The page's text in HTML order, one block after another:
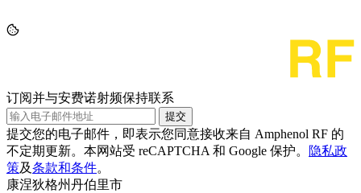
订阅并与安费诺射频保持联系
提交
提交您的电子邮件，即表示您同意接收来自 Amphenol RF 的
不定期更新。本网站受 reCAPTCHA 和 Google 保护。
隐私政
策及条款和条件。
康涅狄格州丹伯里市